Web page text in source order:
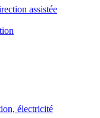
assistée
électricité